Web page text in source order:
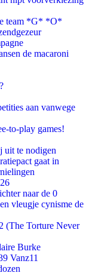
team *G* *O*
de macaroni
aan vanwege
to-play games!
uit te nodigen
gaat in
naar de 0
vleugje cynisme de
(The Torture Never
Burke
Vanz11